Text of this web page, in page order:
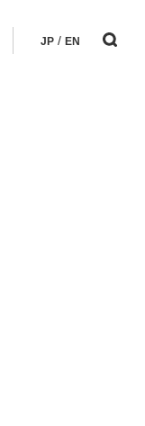
JP / EN